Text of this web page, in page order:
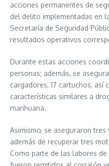
acciones permanentes de
del delito implementadas en
Secretaría de Seguridad
resultados operativos
Durante estas acciones
personas; además, se
cargadores, 17 cartuchos, así
características similares a
marihuana.
Asimismo, se aseguraron
además de recuperar tres
Como parte de las labores